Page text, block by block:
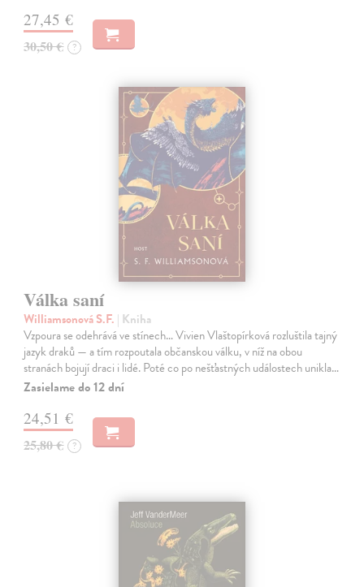
27,45 €
30,50 € ?
Válka saní
Williamsonová S.F. | Kniha
Vzpoura se odehrává ve stínech… Vivien Vlaštopírková rozluštila tajný
jazyk draků — a tím rozpoutala občanskou válku, v níž na obou
stranách bojují draci i lidé. Poté co po nešťastných událostech unikla…
Zasielame do 12 dní
24,51 €
25,80 € ?